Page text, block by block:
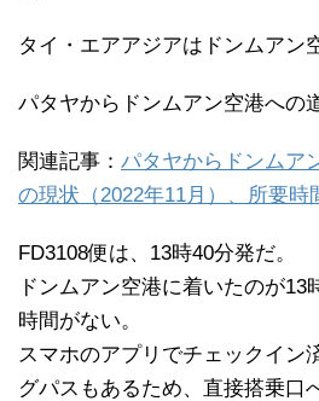
タイ・エアアジアはドンムアン
パタヤからドンムアン空港への
関連記事： パタヤからドンムア
の現状（2022年11月）、所要時
FD3108便は、13時40分発だ。
ドンムアン空港に着いたのが13
時間がない。
スマホのアプリでチェックイン
グパスもあるため、直接搭乗口